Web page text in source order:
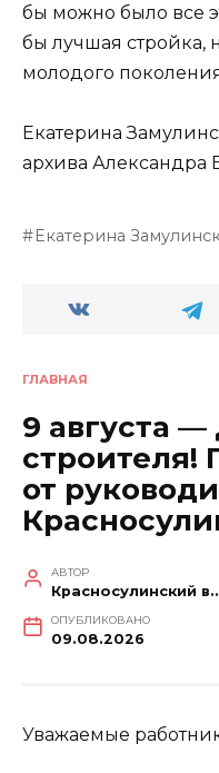
бы можно было все
бы лучшая стройка,
молодого
Екатерина
архива Александра
Екатерина
ГЛАВНАЯ
9 августа
строителя!
от
АВТОР
ОПУБЛИКОВАНО
09.08.2026
Уважаемые